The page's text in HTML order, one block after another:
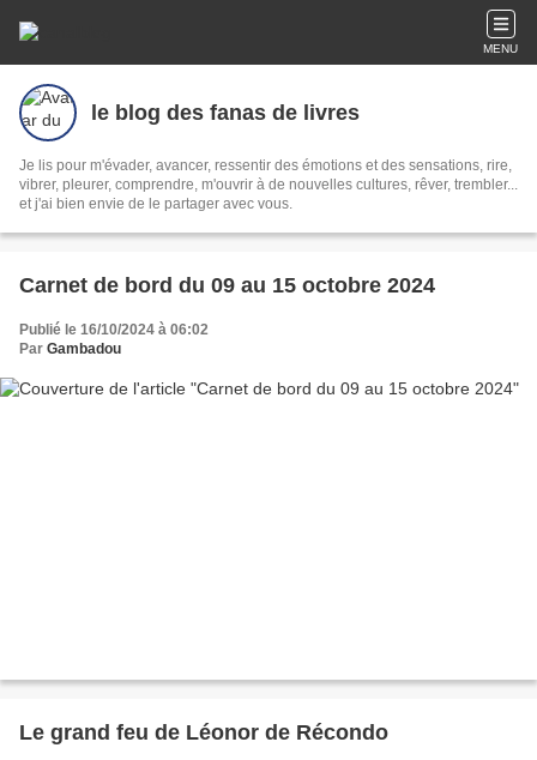
MENU
le blog des fanas de livres
Je lis pour m'évader, avancer, ressentir des émotions et des sensations, rire,
vibrer, pleurer, comprendre, m'ouvrir à de nouvelles cultures, rêver, trembler...
et j'ai bien envie de le partager avec vous.
Carnet de bord du 09 au 15 octobre 2024
Publié le 16/10/2024 à 06:02
Par Gambadou
Le grand feu de Léonor de Récondo